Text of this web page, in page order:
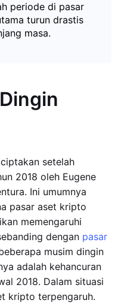
periode di pasar
turun drastis
masa.
setelah
2018 oleh Eugene
Ini umumnya
pasar aset kripto
memengaruhi
dengan pasar
musim dingin
adalah kehancuran
2018. Dalam situasi
kripto terpengaruh.